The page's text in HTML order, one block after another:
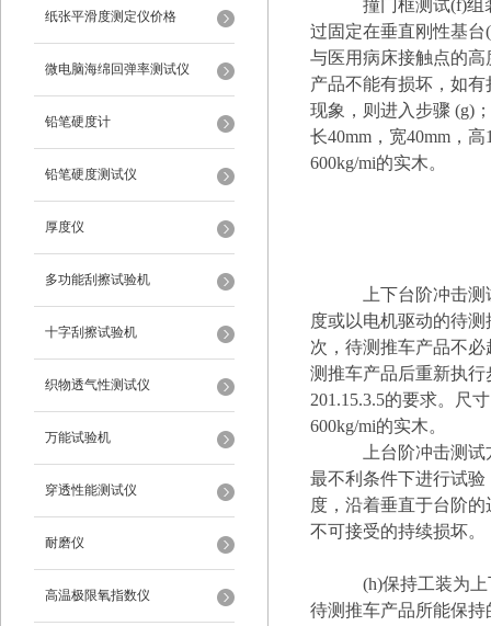
纸张平滑度测定仪价格
微电脑海绵回弹率测试仪
铅笔硬度计
铅笔硬度测试仪
厚度仪
多功能刮擦试验机
十字刮擦试验机
织物透气性测试仪
万能试验机
穿透性能测试仪
耐磨仪
高温极限氧指数仪
撞门框测试(f)组
过固定在垂直刚性基台
与医用病床接触点的
产品不能有损坏，如
现象，则进入步骤 (g)
长40mm，宽40mm，高
600kg/mi的实木。
上下台阶冲击测
度或以电机驱动的待
次，待测推车产品不
测推车产品后重新执
201.15.3.5的要求。尺
600kg/mi的实木。
上台阶冲击测
最不利条件下进行试验
度，沿着垂直于台阶
不可接受的持续损坏。
(h)保持工装为
待测推车产品所能保